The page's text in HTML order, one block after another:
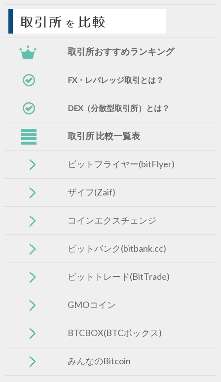
取引所おすすめランキング
FX・レバレッジ取引とは？
DEX（分散型取引所）とは？
取引所 比較一覧表
ビットフライヤー(bitFlyer)
ザイフ(Zaif)
コインエクスチェンジ
ビットバンク(bitbank.cc)
ビットトレード(BitTrade)
GMOコイン
BTCBOX(BTCボックス)
みんなのBitcoin